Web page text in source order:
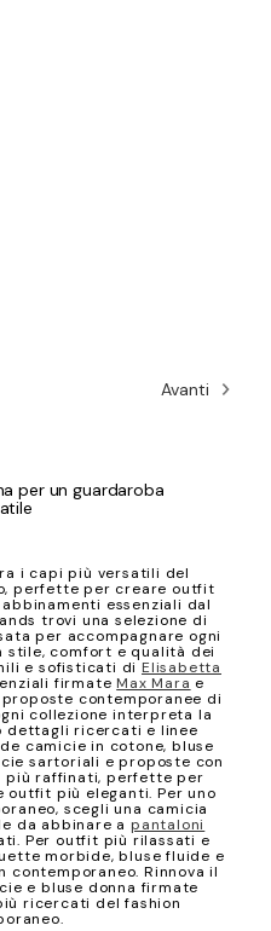
Avanti
per un guardaroba
i capi più versatili del
perfette per creare outfit
essenziali dal
trovi una selezione di
per accompagnare ogni
stile, comfort e qualità dei
e sofisticati di Elisabetta
firmate Max Mara e
contemporanee di
collezione interpreta la
dettagli ricercati e linee
camicie in cotone, bluse
sartoriali e proposte con
più raffinati, perfette per
outfit più eleganti. Per uno
scegli una camicia
da abbinare a pantaloni
Per outfit più rilassati e
morbide, bluse fluide e
contemporaneo. Rinnova il
e bluse donna firmate
ricercati del fashion